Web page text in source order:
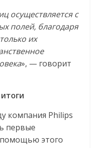
осуществляется с
полей, благодаря
их
», — говорит
компания Philips
первые
помощью этого